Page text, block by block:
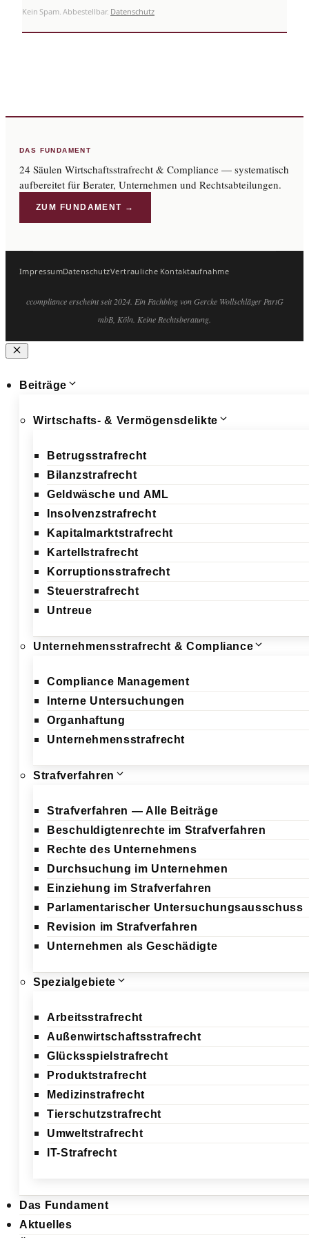
Kein Spam. Abbestellbar. Datenschutz
DAS FUNDAMENT
24 Säulen Wirtschaftsstrafrecht & Compliance — systematisch
aufbereitet für Berater, Unternehmen und Rechtsabteilungen.
ZUM FUNDAMENT →
ImpressumDatenschutzVertrauliche Kontaktaufnahme
ccompliance erscheint seit 2024. Ein Fachblog von Gercke Wollschläger PartG
mbB, Köln. Keine Rechtsberatung.
Schließen
Beiträge
Wirtschafts- & Vermögensdelikte
Betrugsstrafrecht
Bilanzstrafrecht
Geldwäsche und AML
Insolvenzstrafrecht
Kapitalmarktstrafrecht
Kartellstrafrecht
Korruptionsstrafrecht
Steuerstrafrecht
Untreue
Unternehmensstrafrecht & Compliance
Compliance Management
Interne Untersuchungen
Organhaftung
Unternehmensstrafrecht
Strafverfahren
Strafverfahren — Alle Beiträge
Beschuldigtenrechte im Strafverfahren
Rechte des Unternehmens
Durchsuchung im Unternehmen
Einziehung im Strafverfahren
Parlamentarischer Untersuchungsausschuss
Revision im Strafverfahren
Unternehmen als Geschädigte
Spezialgebiete
Arbeitsstrafrecht
Außenwirtschaftsstrafrecht
Glücksspielstrafrecht
Produktstrafrecht
Medizinstrafrecht
Tierschutzstrafrecht
Umweltstrafrecht
IT-Strafrecht
Das Fundament
Aktuelles